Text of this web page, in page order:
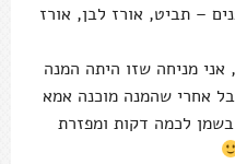
– תביט, אורז לבן, אורז
אני מניחה שזו היתה המנה
אחרי שהמנה מוכנה אמא
לכמה דקות ומפזרת